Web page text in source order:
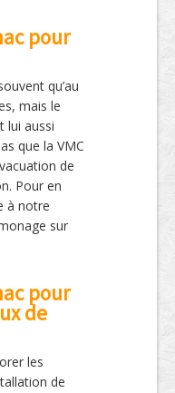
pour
qu’au
mais le
lui aussi
que la VMC
de
Pour en
à notre
sur
pour
de
les
de